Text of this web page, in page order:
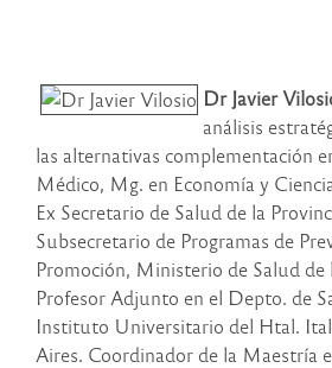
Dr Javier
análisis
las alternativas complementación
Médico, Mg. en Economía y
Ex Secretario de Salud de la
Subsecretario de Programas de
Promoción, Ministerio de Salud de
Profesor Adjunto en el Depto. de
Instituto Universitario del Htal.
Aires. Coordinador de la Maestría